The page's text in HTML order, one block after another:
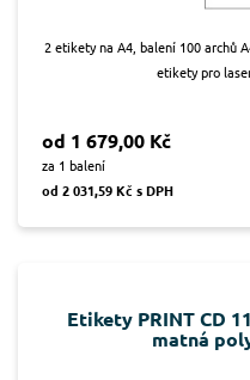
2 etikety na A4, balení 100 archů
etikety pro
od 1 679,00 Kč
za 1 balení
od 2 031,59 Kč s DPH
Etikety PRINT CD
matná